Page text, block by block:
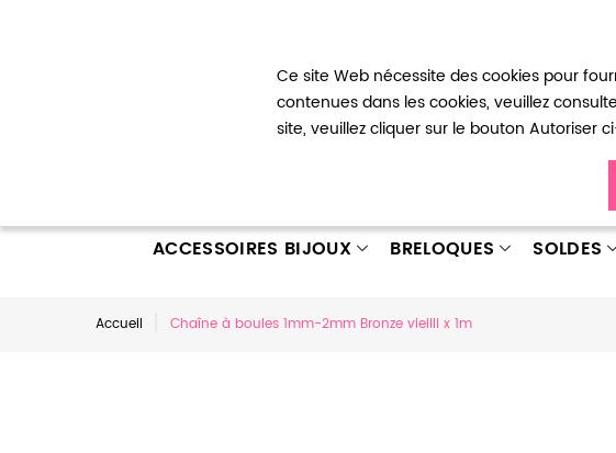
Ce site Web nécessite des cookies pour
contenues dans les cookies, veuillez
site, veuillez cliquer sur le bouton Autoriser
Mon compte
ACCESSOIRES BIJOUX BRELOQUES SOLDES
Accueil Chaîne à boules 1mm-2mm Bronze vieilli x 1m